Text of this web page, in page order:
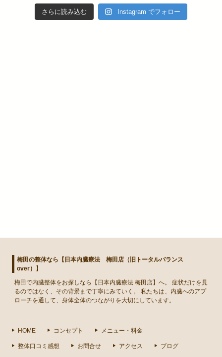
さらに読み込む Instagram でフォロー
梅田の整体なら【日本内臓療法 梅田店（旧トータルバランス
over）】
梅田で内臓整体をお探しなら【日本内臓療法 梅田店】へ。 症状だけを見
るのではなく、その背景まで丁寧にみていく。 私たちは、内臓へのアプ
ローチを通して、身体全体のつながりを大切にしています。
HOME コンセプト メニュー・料金
整体口コミ感想 お問合せ アクセス ブログ